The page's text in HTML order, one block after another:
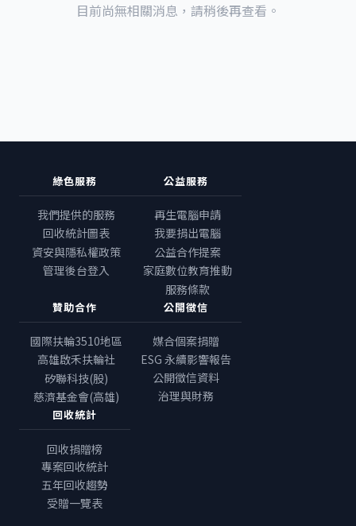
目前尚無相關消息，請稍後再查看。
綠色服務
我們提供的服務
回收統計圖表
資安與隱私權政策
管理後台登入
公益服務
再生電腦申請
我要捐出電腦
公益合作提案
家庭數位教育推動
服務條款
贊助合作
國際扶輪3510地區
高雄啟禾扶輪社
矽聯科技(股)
慈濟基金會(高雄)
公開徵信
媒合個案捐贈
ESG 永續影響報告
公開徵信資料
治理與財務
回收統計
回收捐贈榜
專案回收統計
五年回收趨勢
受贈一覽表